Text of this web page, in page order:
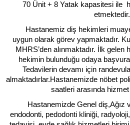
70 Ünit + 8 Yatak kapasitesi ile
etmektedir.
Hastanemiz diş hekimleri
uygun olarak görev yapmaktadır.
MHRS’den alınmaktadır. İlk gelen
hekimin bulunduğu odaya
Tedavilerin devamı için
almaktadırlar.Hastanemizde nöbet
saatleri arasında
Hastanemizde Genel diş,Ağız
endodonti, pedodonti kliniği,